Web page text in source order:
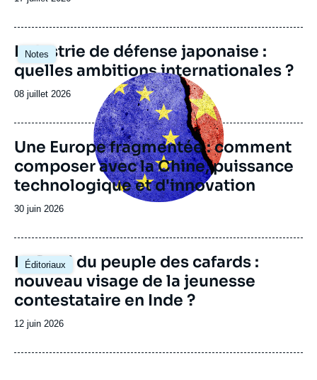
publication
Notes
Image
principale
Industrie de défense japonaise :
quelles ambitions internationales ?
Date
publication
08 juillet 2026
Image
principale
Une Europe fragmentée : comment
composer avec la Chine, puissance
technologique et d'innovation
Date
publication
30 juin 2026
Éditoriaux
Image
principale
Le Parti du peuple des cafards :
nouveau visage de la jeunesse
contestataire en Inde ?
Date
publication
12 juin 2026